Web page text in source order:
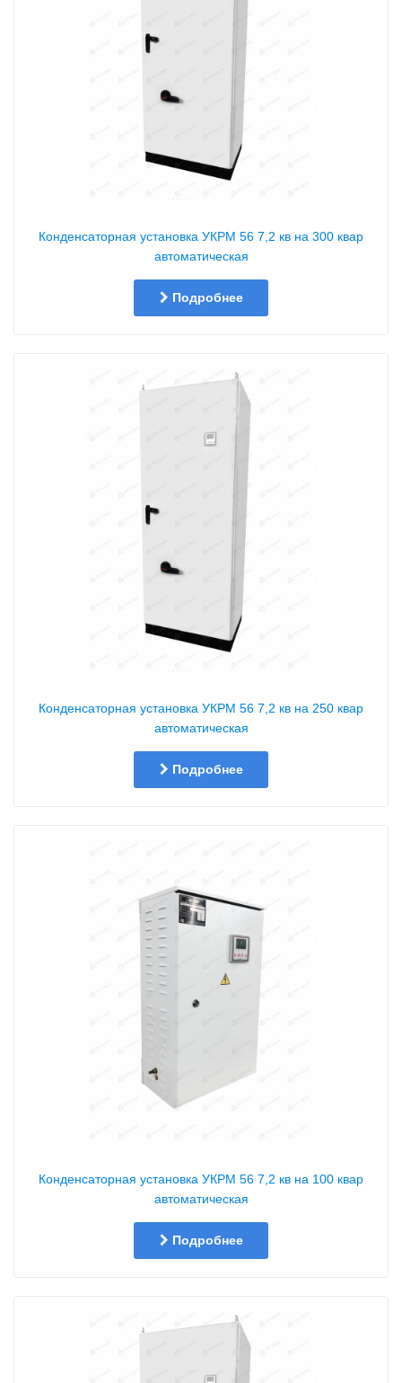
Конденсаторная установка УКРМ 56 7,2 кв на 300 квар
автоматическая
Подробнее
Конденсаторная установка УКРМ 56 7,2 кв на 250 квар
автоматическая
Подробнее
Конденсаторная установка УКРМ 56 7,2 кв на 100 квар
автоматическая
Подробнее